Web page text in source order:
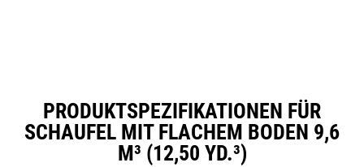
PRODUKTSPEZIFIKATIONEN FÜR
SCHAUFEL MIT FLACHEM BODEN 9,6
M³ (12,50 YD.³)